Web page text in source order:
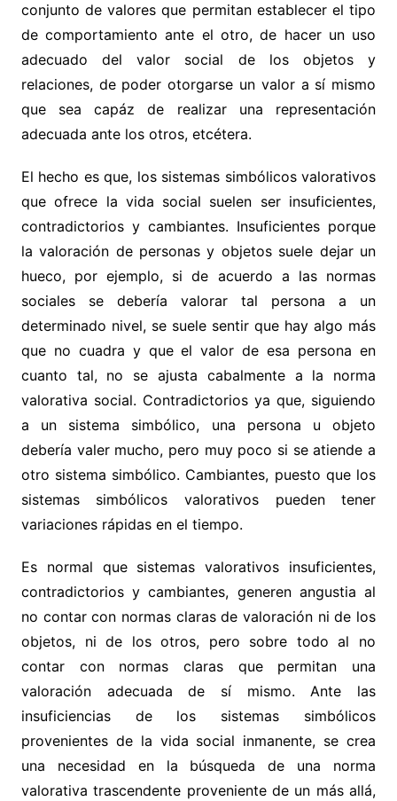
conjunto de valores que permitan establecer el tipo
de comportamiento ante el otro, de hacer un uso
adecuado del valor social de los objetos y
relaciones, de poder otorgarse un valor a sí mismo
que sea capáz de realizar una representación
adecuada ante los otros, etcétera.
El hecho es que, los sistemas simbólicos valorativos
que ofrece la vida social suelen ser insuficientes,
contradictorios y cambiantes. Insuficientes porque
la valoración de personas y objetos suele dejar un
hueco, por ejemplo, si de acuerdo a las normas
sociales se debería valorar tal persona a un
determinado nivel, se suele sentir que hay algo más
que no cuadra y que el valor de esa persona en
cuanto tal, no se ajusta cabalmente a la norma
valorativa social. Contradictorios ya que, siguiendo
a un sistema simbólico, una persona u objeto
debería valer mucho, pero muy poco si se atiende a
otro sistema simbólico. Cambiantes, puesto que los
sistemas simbólicos valorativos pueden tener
variaciones rápidas en el tiempo.
Es normal que sistemas valorativos insuficientes,
contradictorios y cambiantes, generen angustia al
no contar con normas claras de valoración ni de los
objetos, ni de los otros, pero sobre todo al no
contar con normas claras que permitan una
valoración adecuada de sí mismo. Ante las
insuficiencias de los sistemas simbólicos
provenientes de la vida social inmanente, se crea
una necesidad en la búsqueda de una norma
valorativa trascendente proveniente de un más allá,